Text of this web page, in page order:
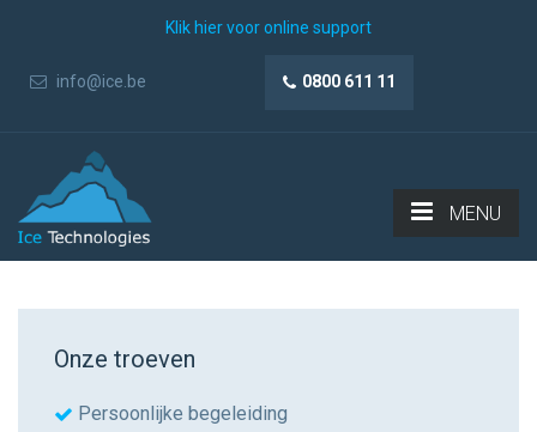
Klik hier voor online support
info@ice.be 0800 611 11
MENU
Onze troeven
Persoonlijke begeleiding